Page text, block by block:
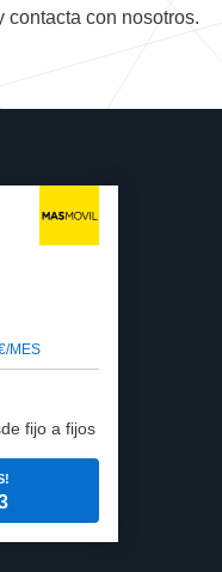
contacta con nosotros.
MES
fijo a fijos